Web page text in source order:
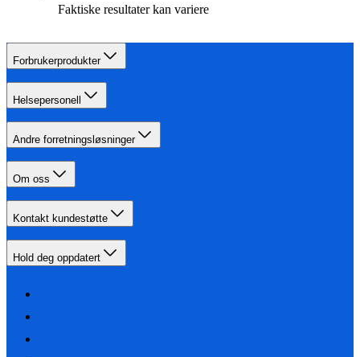
Faktiske resultater kan variere
Forbrukerprodukter
Helsepersonell
Andre forretningsløsninger
Om oss
Kontakt kundestøtte
Hold deg oppdatert